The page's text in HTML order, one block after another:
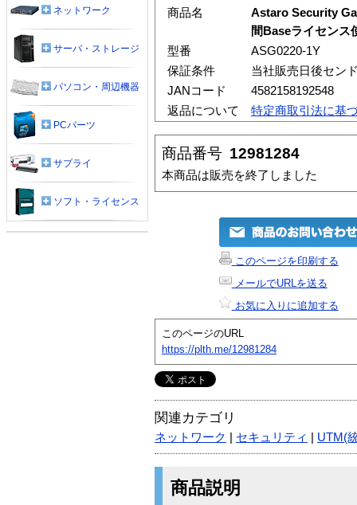
商品名
Astaro Security
間Baseライセンス
型番
ASG0220-1Y
保証条件
当社販売日後セン
JANコード
4582158192548
返品について
特定商取引法に基
商品番号 12981284
本商品は販売を終了しました
このページを印刷する
メールでURLを送る
お気に入りに追加する
このページのURL
https://plth.me/12981284
関連カテゴリ
ネットワーク セキュリティ UTM(
商品説明
ネットワーク
サーバ・ストレージ
パソコン・周辺機器
PCパーツ
サプライ
ソフト・ライセンス